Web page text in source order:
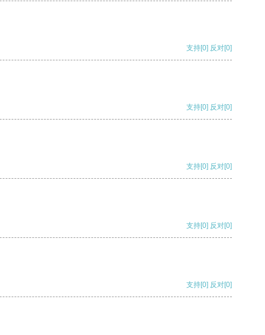
支持[0] 反对[0]
支持[0] 反对[0]
支持[0] 反对[0]
支持[0] 反对[0]
支持[0] 反对[0]